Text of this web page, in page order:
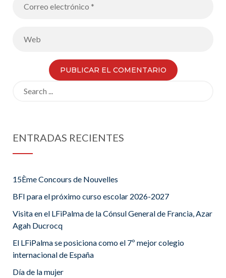
ENTRADAS RECIENTES
15Ème Concours de Nouvelles
BFI para el próximo curso escolar 2026-2027
Visita en el LFiPalma de la Cónsul General de Francia, Azar
Agah Ducrocq
El LFiPalma se posiciona como el 7º mejor colegio
internacional de España
Día de la mujer